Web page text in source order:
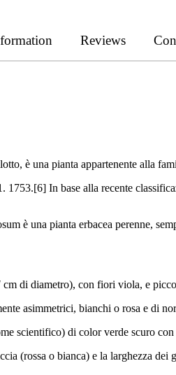
Reviews
è una pianta appartenente alla
In base alla recente
è una pianta erbacea perenne,
di diametro), con fiori viola, e
asimmetrici, bianchi o rosa e di
scientifico) di color verde scuro
(rossa o bianca) e la larghezza